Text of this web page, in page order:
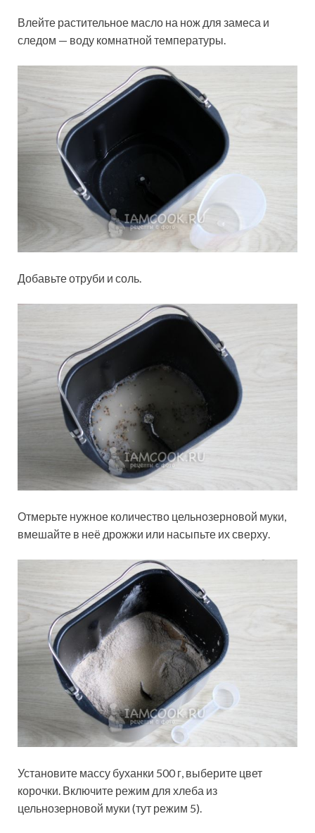
Влейте растительное масло на нож для замеса и
следом — воду комнатной температуры.
Добавьте отруби и соль.
Отмерьте нужное количество цельнозерновой муки,
вмешайте в неё дрожжи или насыпьте их сверху.
Установите массу буханки 500 г, выберите цвет
корочки. Включите режим для хлеба из
цельнозерновой муки (тут режим 5).